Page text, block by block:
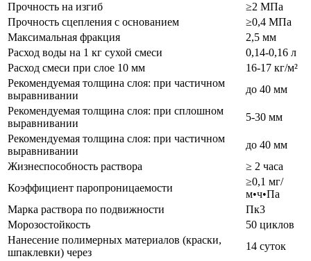
Прочность на изгиб
≥2 МПа
Прочность сцепления с основанием
≥0,4 МПа
Максимальная фракция
2,5 мм
Расход воды на 1 кг сухой смеси
0,14-0,16 л
Расход смеси при слое 10 мм
16-17 кг/м²
Рекомендуемая толщина слоя: при частичном
выравнивании
до 40 мм
Рекомендуемая толщина слоя: при сплошном
выравнивании
5-30 мм
Рекомендуемая толщина слоя: при частичном
выравнивании
до 40 мм
Жизнеспособность раствора
≥ 2 часа
Коэффициент паропроницаемости
≥0,1 мг/
м•ч•Па
Марка раствора по подвижности
Пк3
Морозостойкость
50 циклов
Нанесение полимерных материалов (краски,
шпаклевки) через
14 суток